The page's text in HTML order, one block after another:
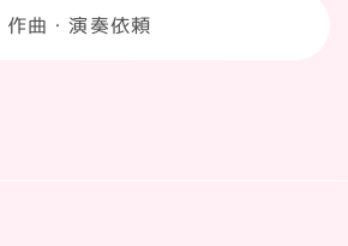
作曲・演奏依頼